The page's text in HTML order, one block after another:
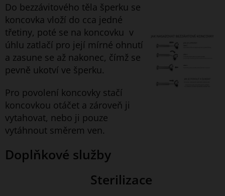
Do bezzávitového těla šperku se
koncovka vloží do cca jedné
třetiny, poté se na koncovku v
úhlu zatlačí pro její mírné ohnutí
a zasune se až nakonec, čímž se
pevně ukotví ve šperku.
Pro povolení koncovky stačí
koncovkou otáčet a zároveň ji
vytahovat, nebo ji pouze
vytáhnout směrem ven.
Doplňkové služby
Sterilizace